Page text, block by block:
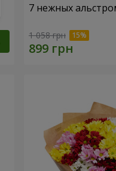
7 нежных
1 058 грн